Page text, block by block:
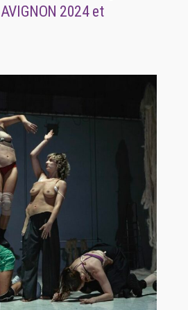
2024 et